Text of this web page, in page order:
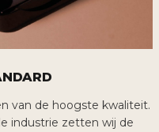
van de hoogste kwaliteit.
industrie zetten wij de